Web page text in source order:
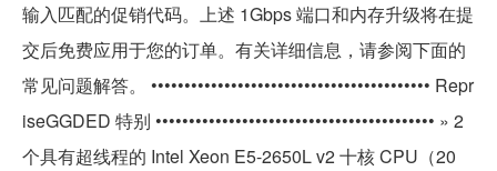
输入匹配的促销代码。上述 1Gbps 端口和内存升级将在提
交后免费应用于您的订单。有关详细信息，请参阅下面的
常见问题解答。 •••••••••••••••••••••••••••••••••••••••••• Repr
iseGGDED 特别 •••••••••••••••••••••••••••••••••••••••••• » 2
个具有超线程的 Intel Xeon E5-2650L v2 十核 CPU（20